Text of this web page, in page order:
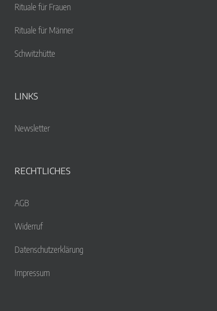
Rituale für Frauen
Rituale für Männer
Schwitzhütte
LINKS
Newsletter
RECHTLICHES
AGB
Widerruf
Datenschutzerklärung
Impressum